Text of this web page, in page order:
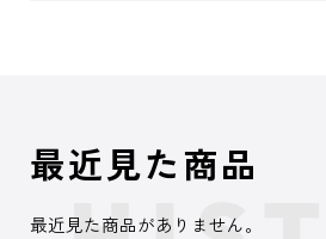
最近見た商品
最近見た商品がありません。